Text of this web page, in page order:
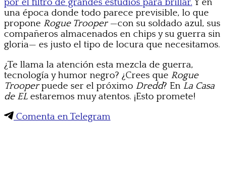
una época donde todo parece previsible, lo que
propone Rogue Trooper—con su soldado azul, sus
compañeros almacenados en chips y su guerra sin
gloria— es justo el tipo de locura que necesitamos.
¿Te llama la atención esta mezcla de guerra,
tecnología y humor negro? ¿Crees que Rogue
Trooperpuede ser el próximo Dredd? En La Casa
de EL estaremos muy atentos. ¡Esto promete!
Comenta en Telegram